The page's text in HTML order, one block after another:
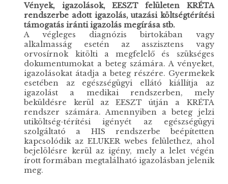
Vények, igazolások, EESZT felületen KRÉTA
rendszerbe adott igazolás, utazási költségtérítési
támogatás iránti igazolás megírása stb.
A végleges diagnózis birtokában vagy
alkalmasság esetén az asszisztens vagy
orvosírnok kitölti a megfelelő és szükséges
dokumentumokat a beteg számára. A vényeket,
igazolásokat átadja a beteg részére. Gyermekek
esetében az egészségügyi ellátó kiállítja az
igazolást a medikai rendszerben, mely
beküldésre kerül az EESZT útján a KRÉTA
rendszer számára. Amennyiben a beteg jelzi
utiköltség-térítési igényét az egészségügyi
szolgáltató a HIS rendszerbe beépítetten
kapcsolódik az ELUKER webes felülethez, ahol
bejelölésre kerül az igény, mely a lelet végén
írott formában megtalálható igazolásban jelenik
meg.